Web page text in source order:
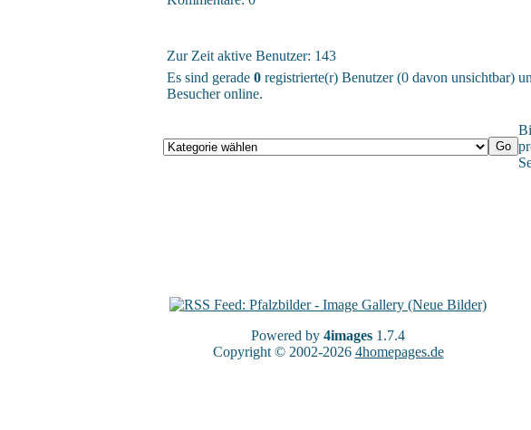
Zur Zeit aktive Benutzer: 143
Es sind gerade 0 registrierte(r) Benutzer (0 davon unsichtbar)
Besucher online.
Powered by 4images 1.7.4
Copyright © 2002-2026 4homepages.de